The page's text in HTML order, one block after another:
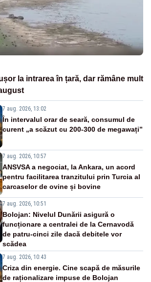
la intrarea în țară, dar rămâne mult
7 aug. 2026, 13:02
În intervalul orar de seară, consumul de
curent „a scăzut cu 200-300 de megawați”
7 aug. 2026, 10:57
ANSVSA a negociat, la Ankara, un acord
pentru facilitarea tranzitului prin Turcia al
carcaselor de ovine și bovine
7 aug. 2026, 10:51
Bolojan: Nivelul Dunării asigură o
funcționare a centralei de la Cernavodă
de patru-cinci zile dacă debitele vor
scădea
7 aug. 2026, 10:43
Criza din energie. Cine scapă de măsurile
de raționalizare impuse de Bolojan